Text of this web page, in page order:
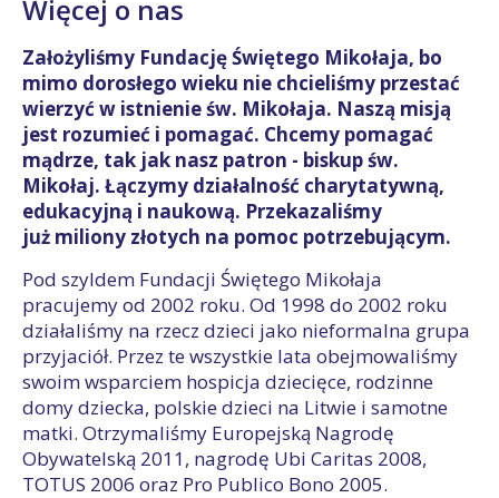
Więcej o nas
Założyliśmy Fundację Świętego Mikołaja, bo
mimo dorosłego wieku nie chcieliśmy przestać
wierzyć w istnienie św. Mikołaja. Naszą misją
jest rozumieć i pomagać. Chcemy pomagać
mądrze, tak jak nasz patron - biskup św.
Mikołaj. Łączymy działalność charytatywną,
edukacyjną i naukową. Przekazaliśmy
już miliony złotych na pomoc potrzebującym.
Pod szyldem Fundacji Świętego Mikołaja
pracujemy od 2002 roku. Od 1998 do 2002 roku
działaliśmy na rzecz dzieci jako nieformalna grupa
przyjaciół. Przez te wszystkie lata obejmowaliśmy
swoim wsparciem hospicja dziecięce, rodzinne
domy dziecka, polskie dzieci na Litwie i samotne
matki. Otrzymaliśmy Europejską Nagrodę
Obywatelską 2011, nagrodę Ubi Caritas 2008,
TOTUS 2006 oraz Pro Publico Bono 2005.